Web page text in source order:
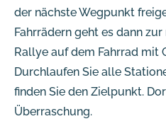
der nächste Wegpunkt
Fahrrädern geht es dann
Rallye auf dem Fahrrad mit
Durchlaufen Sie alle
finden Sie den Zielpunkt.
Überraschung.